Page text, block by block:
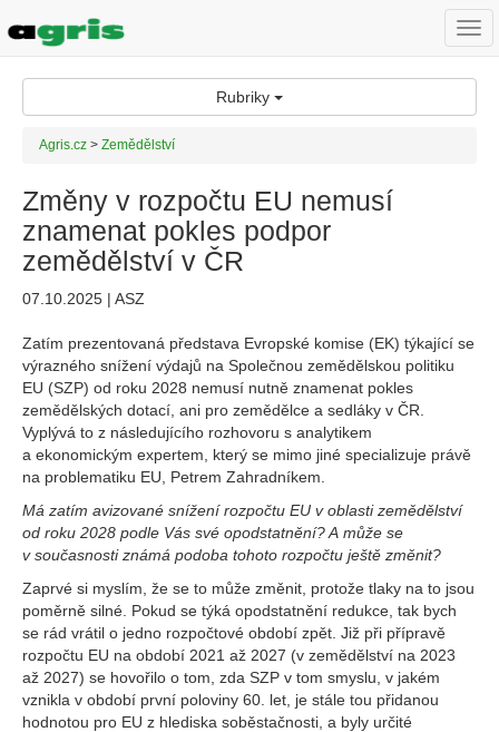
Rubriky
Agris.cz > Zemědělství
Změny v rozpočtu EU nemusí
znamenat pokles podpor
zemědělství v ČR
07.10.2025 | ASZ
Zatím prezentovaná představa Evropské komise (EK) týkající se
výrazného snížení výdajů na Společnou zemědělskou politiku
EU (SZP) od roku 2028 nemusí nutně znamenat pokles
zemědělských dotací, ani pro zemědělce a sedláky v ČR.
Vyplývá to z následujícího rozhovoru s analytikem
a ekonomickým expertem, který se mimo jiné specializuje právě
na problematiku EU, Petrem Zahradníkem.
Má zatím avizované snížení rozpočtu EU v oblasti zemědělství
od roku 2028 podle Vás své opodstatnění? A může se
v současnosti známá podoba tohoto rozpočtu ještě změnit?
Zaprvé si myslím, že se to může změnit, protože tlaky na to jsou
poměrně silné. Pokud se týká opodstatnění redukce, tak bych
se rád vrátil o jedno rozpočtové období zpět. Již při přípravě
rozpočtu EU na období 2021 až 2027 (v zemědělství na 2023
až 2027) se hovořilo o tom, zda SZP v tom smyslu, v jakém
vznikla v období první poloviny 60. let, je stále tou přidanou
hodnotou pro EU z hlediska soběstačnosti, a byly určité